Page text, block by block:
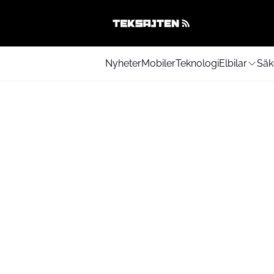
NyheterMobilerTeknologiElbilar